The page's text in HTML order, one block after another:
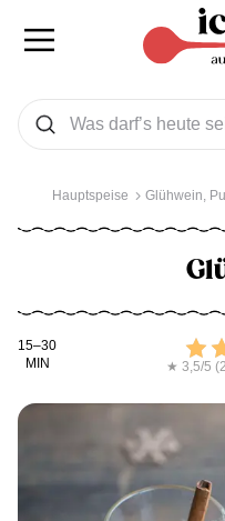
Was wollen Sie suchen
Suchen
Hauptspeise Glühwein,
Kochdauer
15–30
MIN
★ 3,5/5